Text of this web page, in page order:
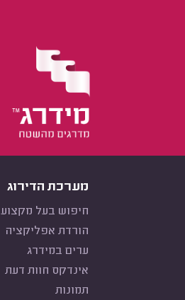
מערכת הדירוג
חיפוש בעל מקצוע
הורדת אפליקציה
ערים במידרג
אינדקס חוות דעת
תמונות